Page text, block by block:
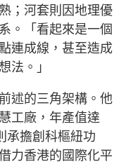
；河套則因地理優
。「看起來是一個
連成線，甚至造成
法。」
述的三角架構。他
工廠，年產值達
承擔創科樞紐功
力香港的國際化平